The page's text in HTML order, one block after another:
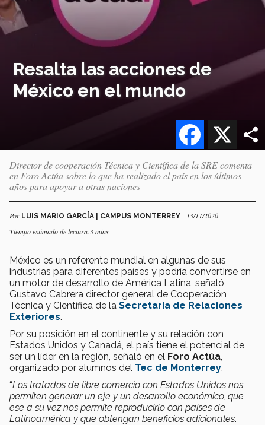
Resalta las acciones de
México en el mundo
X
Facebook
Director de cooperación Técnica y Científica de la SRE comenta
en Foro Actúa sobre lo que ha realizado el país en los últimos
años para apoyar a otras naciones
Por LUIS MARIO GARCÍA | CAMPUS MONTERREY - 13/11/2020
Tiempo estimado de lectura:3 mins
México es un referente mundial en algunas de sus
industrias para diferentes países y podría convertirse en
un motor de desarrollo de América Latina, señaló
Gustavo Cabrera director general de Cooperación
Técnica y Científica de la Secretaría de Relaciones
Exteriores.
Por su posición en el continente y su relación con
Estados Unidos y Canadá, el país tiene el potencial de
ser un líder en la región, señaló en el Foro Actúa
organizado por alumnos del Tec de Monterrey.
“Los tratados de libre comercio con Estados Unidos nos
permiten generar un eje y un desarrollo económico, que
ese a su vez nos permite reproducirlo con países de
Latinoamérica y que obtengan beneficios adicionales.